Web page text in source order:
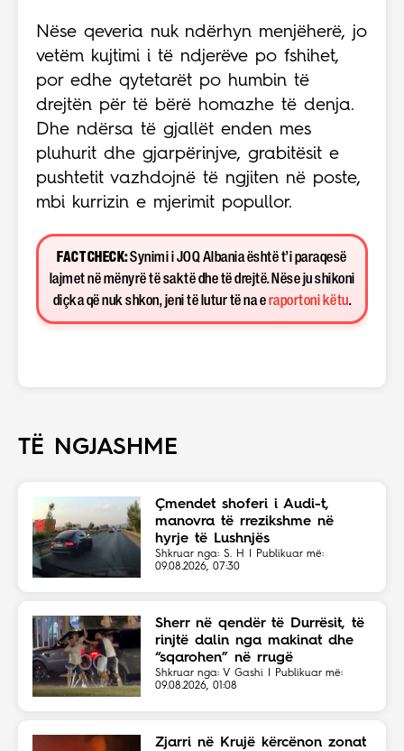
Nëse qeveria nuk ndërhyn menjëherë, jo
vetëm kujtimi i të ndjerëve po fshihet,
por edhe qytetarët po humbin të
drejtën për të bërë homazhe të denja.
Dhe ndërsa të gjallët enden mes
pluhurit dhe gjarpërinjve, grabitësit e
pushtetit vazhdojnë të ngjiten në poste,
mbi kurrizin e mjerimit popullor.
FACT CHECK:Synimi i JOQ Albania është t’i paraqesë
lajmet në mënyrë të saktë dhe të drejtë. Nëse ju shikoni
diçka që nuk shkon, jeni të lutur të na e raportoni këtu.
TË NGJASHME
Çmendet shoferi i Audi-t,
manovra të rrezikshme në
hyrje të Lushnjës
Shkruar nga: S. H | Publikuar më:
09.08.2026, 07:30
Sherr në qendër të Durrësit, të
rinjtë dalin nga makinat dhe
“sqarohen” në rrugë
Shkruar nga: V Gashi | Publikuar më:
09.08.2026, 01:08
Zjarri në Krujë kërcënon zonat